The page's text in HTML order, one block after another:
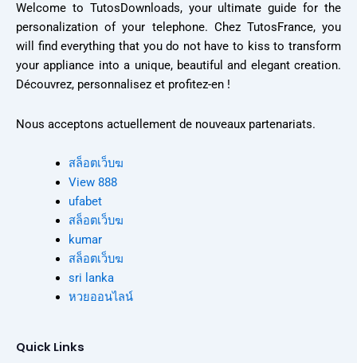
Welcome to TutosDownloads, your ultimate guide for the
personalization of your telephone. Chez TutosFrance, you
will find everything that you do not have to kiss to transform
your appliance into a unique, beautiful and elegant creation.
Découvrez, personnalisez et profitez-en !
Nous acceptons actuellement de nouveaux partenariats.
สล็อตเว็บฆ
View 888
ufabet
สล็อตเว็บฆ
kumar
สล็อตเว็บฆ
sri lanka
หวยออนไลน์
Quick Links